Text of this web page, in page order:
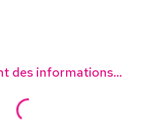
des informations...